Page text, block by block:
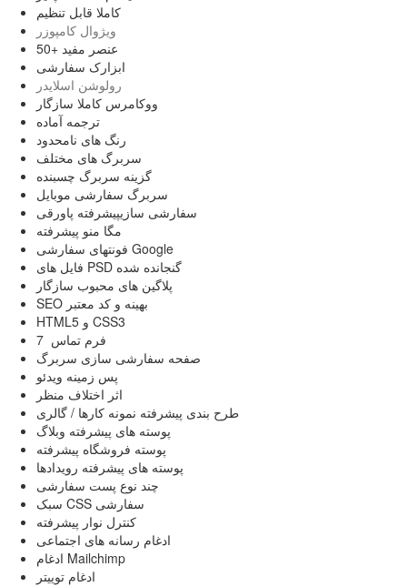
کاملا قابل تنظیم
ویژوال کامپوزر
50+ عنصر مفید
ابزارک سفارشی
رولوشن اسلایدر
ووکامرس کاملا سازگار
ترجمه آماده
رنگ های نامحدود
سربرگ های مختلف
گزینه سربرگ چسبنده
سربرگ سفارشی موبایل
سفارشی سازیپیشرفته پاورقی
مگا منو پیشرفته
فونتهای سفارشی Google
فایل های PSD گنجانده شده
پلاگین های محبوب سازگار
SEO بهینه و کد معتبر
HTML5 و CSS3
صفحه سفارشی سازی سربرگ
پس زمینه ویدئو
اثر اختلاف منظر
طرح بندی پیشرفته نمونه کارها / گالری
پوسته های پیشرفته وبلاگ
پوسته فروشگاه پیشرفته
پوسته های پیشرفته رویدادها
چند نوع پست سفارشی
سبک CSS سفارشی
کنترل نوار پیشرفته
ادغام رسانه های اجتماعی
ادغام Mailchimp
ادغام توییتر